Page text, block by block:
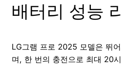
배터리 성능
LG그램 프로 2025 모델은 뛰
며, 한 번의 충전으로 최대 20